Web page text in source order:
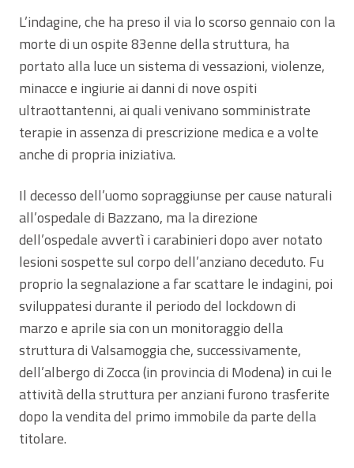
L’indagine, che ha preso il via lo scorso gennaio con la
morte di un ospite 83enne della struttura, ha
portato alla luce un sistema di vessazioni, violenze,
minacce e ingiurie ai danni di nove ospiti
ultraottantenni, ai quali venivano somministrate
terapie in assenza di prescrizione medica e a volte
anche di propria iniziativa.
Il decesso dell’uomo sopraggiunse per cause naturali
all’ospedale di Bazzano, ma la direzione
dell’ospedale avvertì i carabinieri dopo aver notato
lesioni sospette sul corpo dell’anziano deceduto. Fu
proprio la segnalazione a far scattare le indagini, poi
sviluppatesi durante il periodo del lockdown di
marzo e aprile sia con un monitoraggio della
struttura di Valsamoggia che, successivamente,
dell’albergo di Zocca (in provincia di Modena) in cui le
attività della struttura per anziani furono trasferite
dopo la vendita del primo immobile da parte della
titolare.